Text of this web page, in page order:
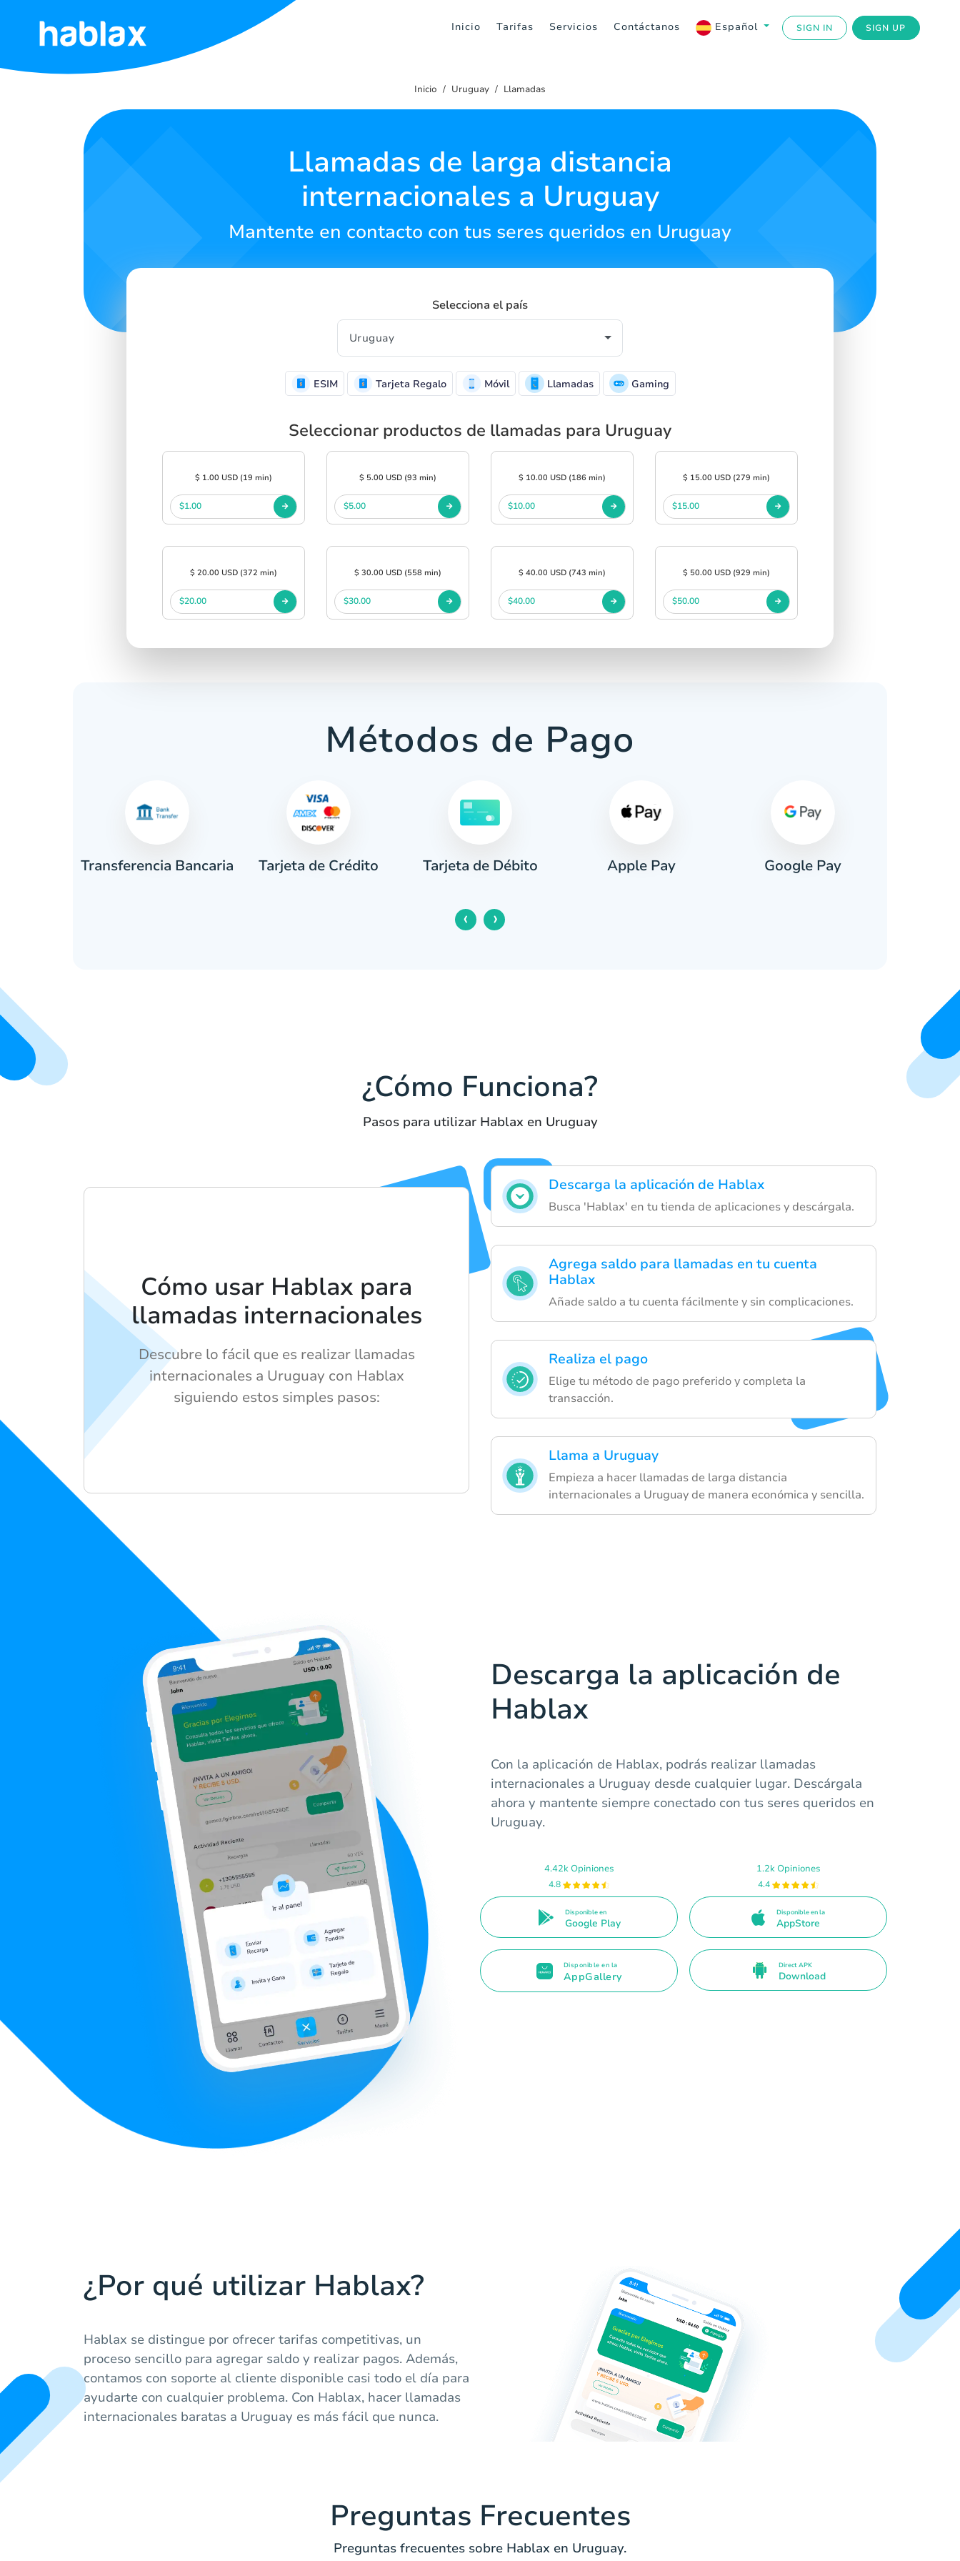
Inicio Tarifas Servicios Contáctanos Español SIGN IN SIGN UP
Inicio
SIGN UP
Inicio Uruguay Llamadas
Llamadas de larga distancia
internacionales a Uruguay
Mantente en contacto con tus seres queridos en Uruguay
Selecciona el país
ESIM Tarjeta Regalo Móvil Llamadas Gaming
Seleccionar productos de llamadas para Uruguay
$ 1.00 USD (19 min)
$1.00
$ 5.00 USD (93 min)
$5.00
$ 10.00 USD (186 min)
$10.00
$ 15.00 USD (279 min)
$15.00
$ 20.00 USD (372 min)
$20.00
$ 30.00 USD (558 min)
$30.00
$ 40.00 USD (743 min)
$40.00
$ 50.00 USD (929 min)
$50.00
Métodos de Pago
Transferencia Bancaria Tarjeta de Crédito Tarjeta de Débito Apple Pay Google Pay
‹ ›
¿Cómo Funciona?
Pasos para utilizar Hablax en Uruguay
Descarga la aplicación de Hablax
Busca 'Hablax' en tu tienda de aplicaciones y descárgala.
Agrega saldo para llamadas en tu cuenta
Hablax
Añade saldo a tu cuenta fácilmente y sin complicaciones.
Realiza el pago
Elige tu método de pago preferido y completa la
transacción.
Llama a Uruguay
Empieza a hacer llamadas de larga distancia
internacionales a Uruguay de manera económica y sencilla.
Cómo usar Hablax para
llamadas internacionales
Descubre lo fácil que es realizar llamadas
internacionales a Uruguay con Hablax
siguiendo estos simples pasos:
Descarga la aplicación de
Hablax
Con la aplicación de Hablax, podrás realizar llamadas
internacionales a Uruguay desde cualquier lugar. Descárgala
ahora y mantente siempre conectado con tus seres queridos en
Uruguay.
4.42k Opiniones
4.8
Disponible en
Google Play
1.2k Opiniones
4.4
Disponible en la
AppStore
Disponible en la
AppGallery
Direct APK
Download
¿Por qué utilizar Hablax?
Hablax se distingue por ofrecer tarifas competitivas, un
proceso sencillo para agregar saldo y realizar pagos. Además,
contamos con soporte al cliente disponible casi todo el día para
ayudarte con cualquier problema. Con Hablax, hacer llamadas
internacionales baratas a Uruguay es más fácil que nunca.
Preguntas Frecuentes
Preguntas frecuentes sobre Hablax en Uruguay.